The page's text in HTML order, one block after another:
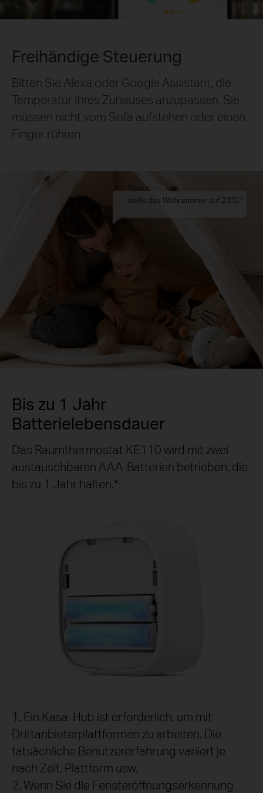
Freihändige Steuerung
Bitten Sie Alexa oder Google Assistant, die
Temperatur Ihres Zuhauses anzupassen. Sie
müssen nicht vom Sofa aufstehen oder einen
Finger rühren.
“Alexa,
stelle das Wohnzimmer auf 23°C.”
Bis zu 1 Jahr
Batterielebensdauer
Das Raumthermostat KE110 wird mit zwei
austauschbaren AAA-Batterien betrieben, die
bis zu 1 Jahr halten.*
1. Ein Kasa-Hub ist erforderlich, um mit
Drittanbieterplattformen zu arbeiten. Die
tatsächliche Benutzererfahrung variiert je
nach Zeit, Plattform usw.
2. Wenn Sie die Fensteröffnungserkennung